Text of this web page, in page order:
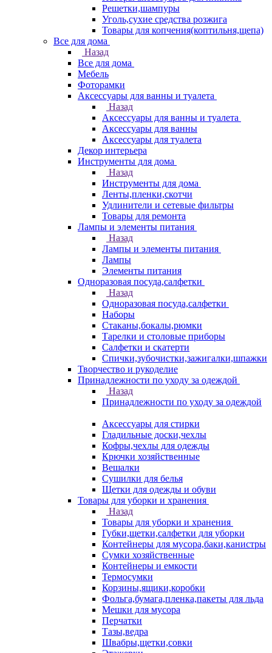
Решетки,шампуры
Уголь,сухие средства розжига
Товары для копчения(коптильня,щепа)
Все для дома
Назад
Все для дома
Мебель
Фоторамки
Аксессуары для ванны и туалета
Назад
Аксессуары для ванны и туалета
Аксессуары для ванны
Аксессуары для туалета
Декор интерьера
Инструменты для дома
Назад
Инструменты для дома
Ленты,пленки,скотчи
Удлинители и сетевые фильтры
Товары для ремонта
Лампы и элементы питания
Назад
Лампы и элементы питания
Лампы
Элементы питания
Одноразовая посуда,салфетки
Назад
Одноразовая посуда,салфетки
Наборы
Стаканы,бокалы,рюмки
Тарелки и столовые приборы
Салфетки и скатерти
Спички,зубочистки,зажигалки,шпажки
Творчество и рукоделие
Принадлежности по уходу за одеждой
Назад
Принадлежности по уходу за одеждой
Аксессуары для стирки
Гладильные доски,чехлы
Кофры,чехлы для одежды
Крючки хозяйственные
Вешалки
Сушилки для белья
Щетки для одежды и обуви
Товары для уборки и хранения
Назад
Товары для уборки и хранения
Губки,щетки,салфетки для уборки
Контейнеры для мусора,баки,канистры
Сумки хозяйственные
Контейнеры и емкости
Термосумки
Корзины,ящики,коробки
Фольга,бумага,пленка,пакеты для льда
Мешки для мусора
Перчатки
Тазы,ведра
Швабры,щетки,совки